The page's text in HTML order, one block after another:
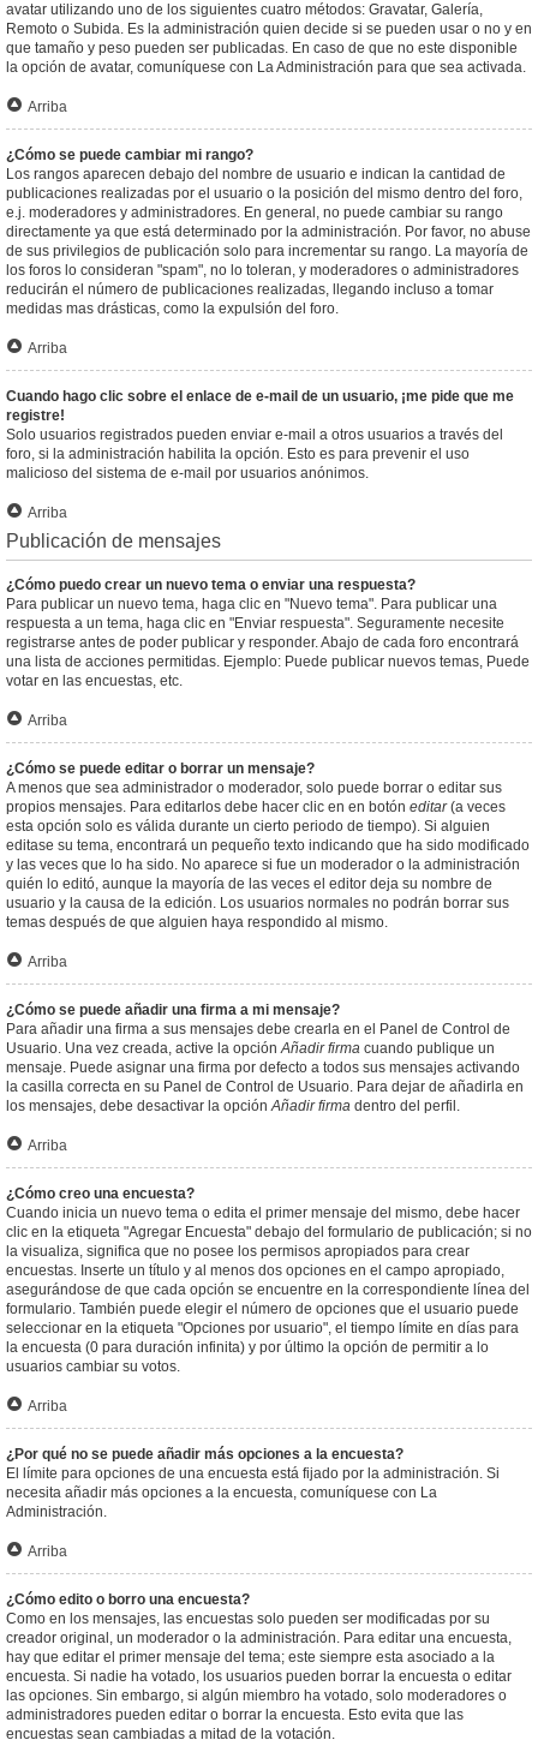
avatar utilizando uno de los siguientes cuatro métodos: Gravatar, Galería,
Remoto o Subida. Es la administración quien decide si se pueden usar o no y en
que tamaño y peso pueden ser publicadas. En caso de que no este disponible
la opción de avatar, comuníquese con La Administración para que sea activada.
Arriba
¿Cómo se puede cambiar mi rango?
Los rangos aparecen debajo del nombre de usuario e indican la cantidad de
publicaciones realizadas por el usuario o la posición del mismo dentro del foro,
e.j. moderadores y administradores. En general, no puede cambiar su rango
directamente ya que está determinado por la administración. Por favor, no abuse
de sus privilegios de publicación solo para incrementar su rango. La mayoría de
los foros lo consideran "spam", no lo toleran, y moderadores o administradores
reducirán el número de publicaciones realizadas, llegando incluso a tomar
medidas mas drásticas, como la expulsión del foro.
Arriba
Cuando hago clic sobre el enlace de e-mail de un usuario, ¡me pide que me
registre!
Solo usuarios registrados pueden enviar e-mail a otros usuarios a través del
foro, si la administración habilita la opción. Esto es para prevenir el uso
malicioso del sistema de e-mail por usuarios anónimos.
Arriba
Publicación de mensajes
¿Cómo puedo crear un nuevo tema o enviar una respuesta?
Para publicar un nuevo tema, haga clic en "Nuevo tema". Para publicar una
respuesta a un tema, haga clic en "Enviar respuesta". Seguramente necesite
registrarse antes de poder publicar y responder. Abajo de cada foro encontrará
una lista de acciones permitidas. Ejemplo: Puede publicar nuevos temas, Puede
votar en las encuestas, etc.
Arriba
¿Cómo se puede editar o borrar un mensaje?
A menos que sea administrador o moderador, solo puede borrar o editar sus
propios mensajes. Para editarlos debe hacer clic en en botón editar(a veces
esta opción solo es válida durante un cierto periodo de tiempo). Si alguien
editase su tema, encontrará un pequeño texto indicando que ha sido modificado
y las veces que lo ha sido. No aparece si fue un moderador o la administración
quién lo editó, aunque la mayoría de las veces el editor deja su nombre de
usuario y la causa de la edición. Los usuarios normales no podrán borrar sus
temas después de que alguien haya respondido al mismo.
Arriba
¿Cómo se puede añadir una firma a mi mensaje?
Para añadir una firma a sus mensajes debe crearla en el Panel de Control de
Usuario. Una vez creada, active la opciónAñadir firma cuando publique un
mensaje. Puede asignar una firma por defecto a todos sus mensajes activando
la casilla correcta en su Panel de Control de Usuario. Para dejar de añadirla en
los mensajes, debe desactivar la opciónAñadir firma dentro del perfil.
Arriba
¿Cómo creo una encuesta?
Cuando inicia un nuevo tema o edita el primer mensaje del mismo, debe hacer
clic en la etiqueta "Agregar Encuesta" debajo del formulario de publicación; si no
la visualiza, significa que no posee los permisos apropiados para crear
encuestas. Inserte un título y al menos dos opciones en el campo apropiado,
asegurándose de que cada opción se encuentre en la correspondiente línea del
formulario. También puede elegir el número de opciones que el usuario puede
seleccionar en la etiqueta "Opciones por usuario", el tiempo límite en días para
la encuesta (0 para duración infinita) y por último la opción de permitir a lo
usuarios cambiar su votos.
Arriba
¿Por qué no se puede añadir más opciones a la encuesta?
El límite para opciones de una encuesta está fijado por la administración. Si
necesita añadir más opciones a la encuesta, comuníquese con La
Administración.
Arriba
¿Cómo edito o borro una encuesta?
Como en los mensajes, las encuestas solo pueden ser modificadas por su
creador original, un moderador o la administración. Para editar una encuesta,
hay que editar el primer mensaje del tema; este siempre esta asociado a la
encuesta. Si nadie ha votado, los usuarios pueden borrar la encuesta o editar
las opciones. Sin embargo, si algún miembro ha votado, solo moderadores o
administradores pueden editar o borrar la encuesta. Esto evita que las
encuestas sean cambiadas a mitad de la votación.